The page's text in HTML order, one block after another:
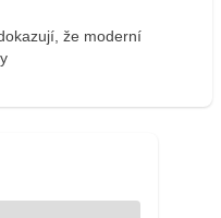
že moderní